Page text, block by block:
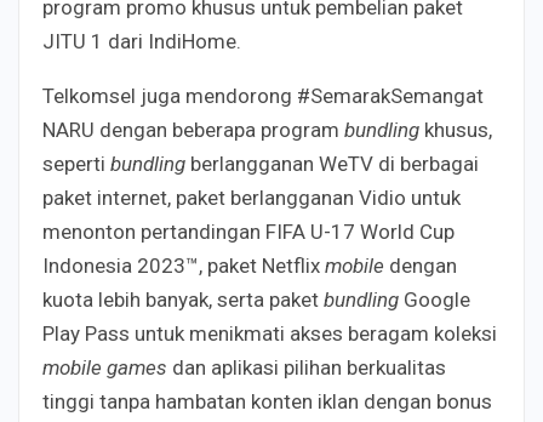
program promo khusus untuk pembelian paket
JITU 1 dari IndiHome.
Telkomsel juga mendorong #SemarakSemangat
NARU dengan beberapa program bundling khusus,
seperti bundling berlangganan WeTV di berbagai
paket internet, paket berlangganan Vidio untuk
menonton pertandingan FIFA U-17 World Cup
Indonesia 2023™, paket Netflix mobile dengan
kuota lebih banyak, serta paket bundling Google
Play Pass untuk menikmati akses beragam koleksi
mobile games dan aplikasi pilihan berkualitas
tinggi tanpa hambatan konten iklan dengan bonus